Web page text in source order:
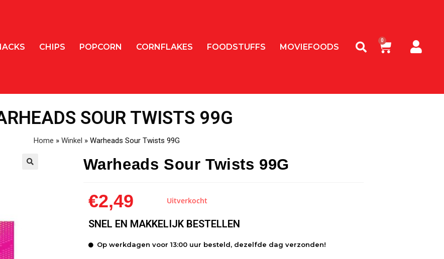
CHIPS POPCORN CORNFLAKES FOODSTUFFS MOVIEFOODS
SOUR TWISTS 99G
Home » Winkel » Warheads Sour Twists 99G
Warheads Sour Twists 99G
€2,49 Uitverkocht
SNEL EN MAKKELIJK BESTELLEN
Op werkdagen voor 13:00 uur besteld, dezelfde dag verzonden!